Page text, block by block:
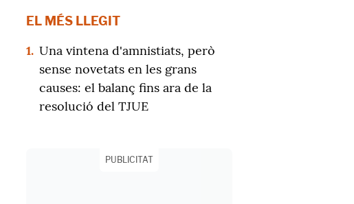
EL MÉS LLEGIT
1. Una vintena d'amnistiats, però
sense novetats en les grans
causes: el balanç fins ara de la
resolució del TJUE
PUBLICITAT